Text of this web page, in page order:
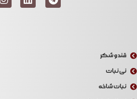
قند و شکر
نی نبات
نبات شاخه